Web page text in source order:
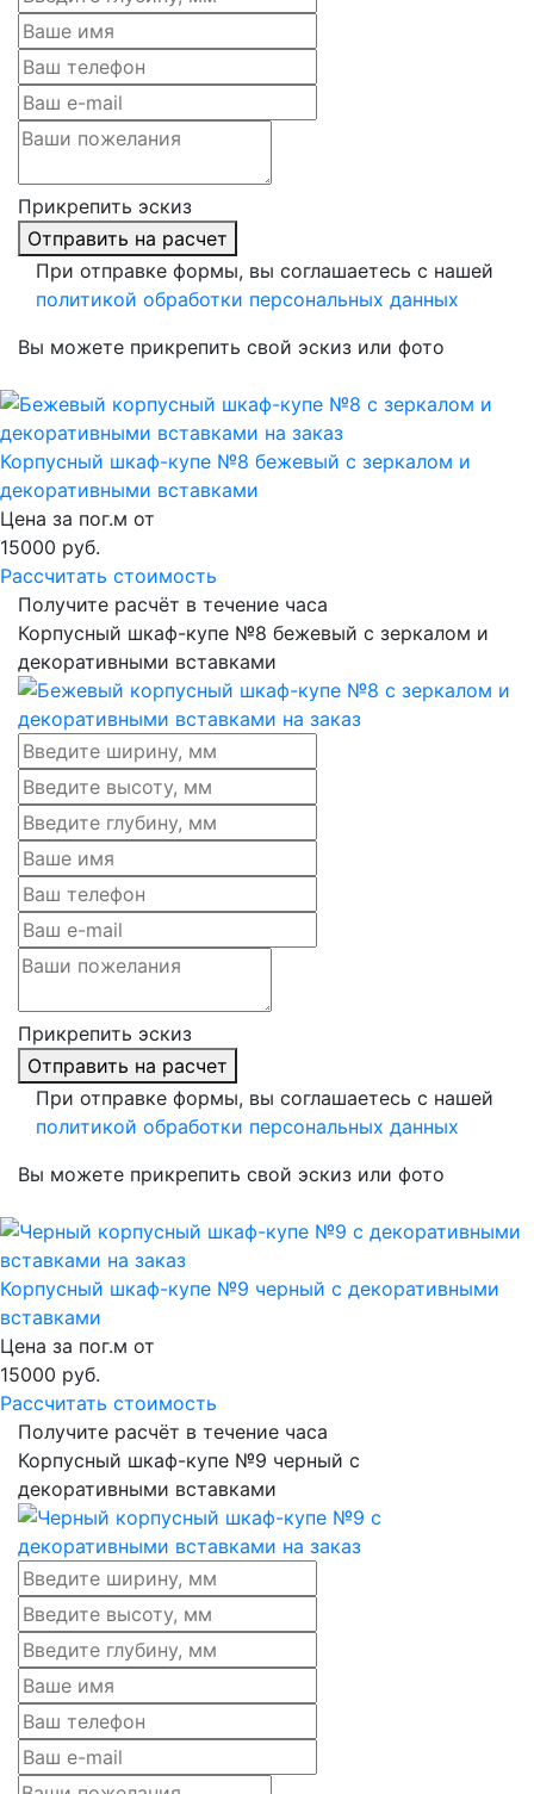
Прикрепить эскиз
Отправить на расчет
При отправке формы, вы соглашаетесь с нашей
политикой обработки персональных данных
Вы можете прикрепить свой эскиз или фото
Корпусный шкаф-купе №8 бежевый с зеркалом и
декоративными вставками
Цена за пог.м от
15000 руб.
Рассчитать стоимость
Получите расчёт в течение часа
Корпусный шкаф-купе №8 бежевый с зеркалом и
декоративными вставками
Прикрепить эскиз
Отправить на расчет
При отправке формы, вы соглашаетесь с нашей
политикой обработки персональных данных
Вы можете прикрепить свой эскиз или фото
Корпусный шкаф-купе №9 черный с декоративными
вставками
Цена за пог.м от
15000 руб.
Рассчитать стоимость
Получите расчёт в течение часа
Корпусный шкаф-купе №9 черный с
декоративными вставками